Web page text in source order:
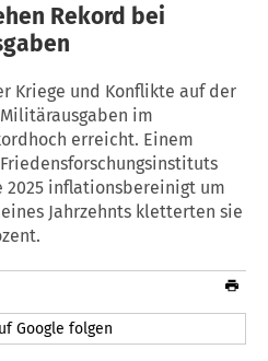
Rekord bei
Kriege und Konflikte auf der
im
erreicht. Einem
2025 inflationsbereinigt um
Jahrzehnts kletterten sie
Google folgen